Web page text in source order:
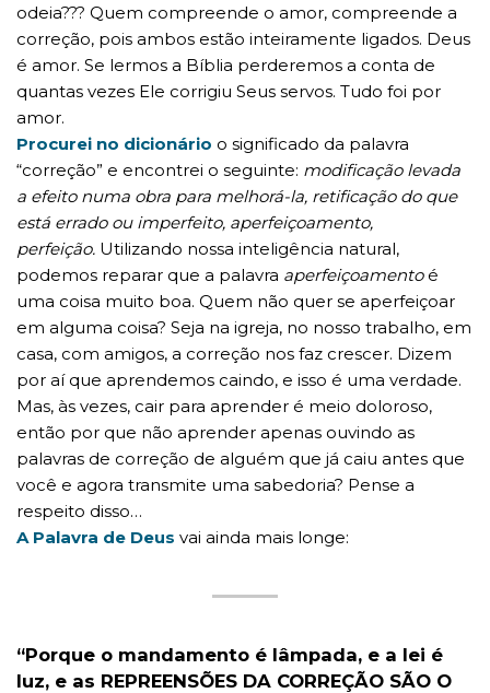
odeia??? Quem compreende o amor, compreende a
correção, pois ambos estão inteiramente ligados. Deus
é amor. Se lermos a Bíblia perderemos a conta de
quantas vezes Ele corrigiu Seus servos. Tudo foi por
amor.
Procurei no dicionário o significado da palavra
“correção” e encontrei o seguinte: modificação levada
a efeito numa obra para melhorá-la, retificação do que
está errado ou imperfeito, aperfeiçoamento,
perfeição. Utilizando nossa inteligência natural,
podemos reparar que a palavra aperfeiçoamentoé
uma coisa muito boa. Quem não quer se aperfeiçoar
em alguma coisa? Seja na igreja, no nosso trabalho, em
casa, com amigos, a correção nos faz crescer. Dizem
por aí que aprendemos caindo, e isso é uma verdade.
Mas, às vezes, cair para aprender é meio doloroso,
então por que não aprender apenas ouvindo as
palavras de correção de alguém que já caiu antes que
você e agora transmite uma sabedoria? Pense a
respeito disso…
A Palavra de Deus vai ainda mais longe:
“Porque o mandamento é lâmpada, e a lei é
luz, e as REPREENSÕES DA CORREÇÃO SÃO O